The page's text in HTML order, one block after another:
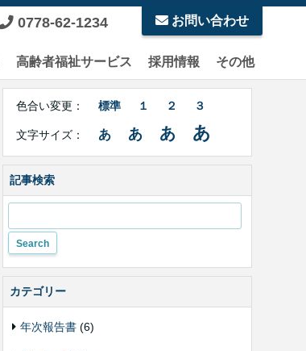
0778-62-1234 お問い合わせ
高齢者福祉サービス 採用情報 その他
Right
Side
色
合
変
色合い変更： 標準 １ ２ ３
文字サイズ： あ あ あ あ
記事検索
カテゴリー
年次報告書 (6)